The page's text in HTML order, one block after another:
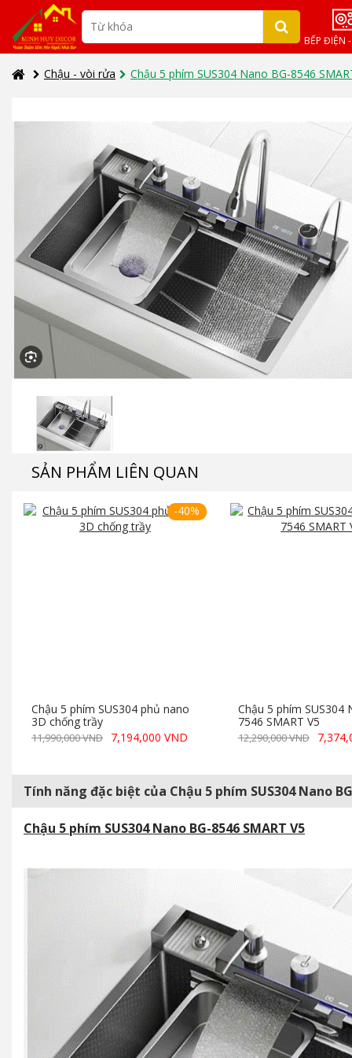
BẾP ĐIỆN
Chậu - vòi rửa Chậu 5 phím SUS304 Nano BG-8546
SẢN PHẨM LIÊN QUAN
-40%
Chậu 5 phím SUS304 phủ nano
3D chống trầy
11,990,000 VND 7,194,000 VND
Chậu 5 phím SUS304
7546 SMART V5
12,290,000 VND
Tính năng đặc biệt của Chậu 5 phím SUS304 Nano
Chậu 5 phím SUS304 Nano BG-8546 SMART V5